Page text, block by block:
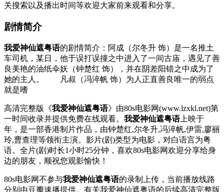
关搜索以及播出时间等欢迎大家前来观看和分享。
剧情简介
我爱神仙遮粤语的剧情简介：阿成（尔冬升 饰）是一名推土
车司机，某日，他于误打误撞之中进入了一间古庙，遇见了善
良美艳的油纸伞妖（钟楚红 饰），并在阴差阳错之中成为了
她的主人。 凡叔（冯淬帆 饰）为人正直善良唯一的弱点
就是嗜
高清完整版《我爱神仙遮粤语》由80s电影网(www.lzxkl.net)第
一时间收录并提供免费在线观看。 我爱神仙遮粤语上映于
年，是一部香港制片作品，由钟楚红,尔冬升,冯淬帆,伊雷,廖丽
玲,曹查理等领衔主演。影片(剧)类型为电影，对白语言为粤
语。全片(剧)时长1小时25分钟，喜欢80s电影网欢迎分享给身
边的朋友，顺祝您观影愉快！
80s电影网不参与我爱神仙遮粤语的录制上传，当前播放线路
分别由豆瓣速播提供。有关我爱神仙遮粤语的后续高清完整版